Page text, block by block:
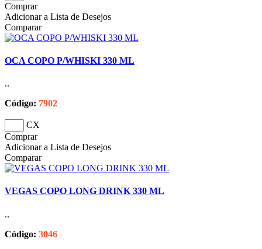
Comprar
Adicionar a Lista de Desejos
Comparar
OCA COPO P/WHISKI 330 ML
..
Código: 7902
CX
Comprar
Adicionar a Lista de Desejos
Comparar
VEGAS COPO LONG DRINK 330 ML
..
Código: 3046